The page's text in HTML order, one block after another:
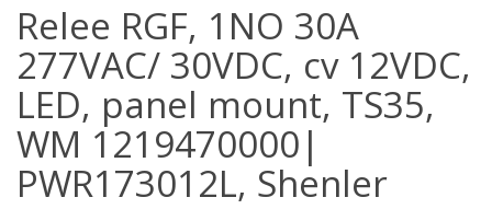
Relee RGF, 1NO 30A
277VAC/ 30VDC, cv 12VDC,
LED, panel mount, TS35,
WM 1219470000|
PWR173012L, Shenler